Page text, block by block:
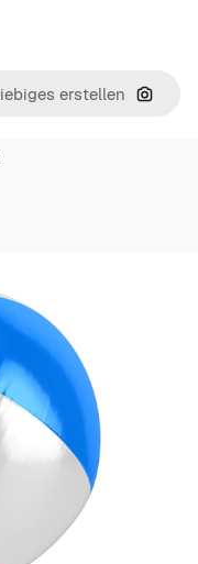
Nach